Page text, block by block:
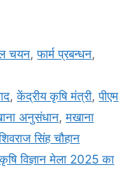
चयन,फार्म प्रबन्धन,
,केंद्रीय कृषि मंत्री,पीएम
अनुसंधान,मखाना
सिंह चौहान
विज्ञान मेला 2025 का